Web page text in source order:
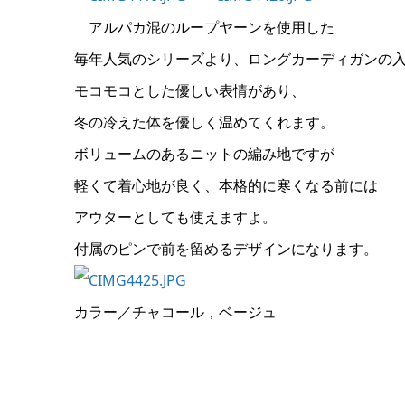
アルパカ混のループヤーンを使用した
毎年人気のシリーズより、ロングカーディガンの入
モコモコとした優しい表情があり、
冬の冷えた体を優しく温めてくれます。
ボリュームのあるニットの編み地ですが
軽くて着心地が良く、本格的に寒くなる前には
アウターとしても使えますよ。
付属のピンで前を留めるデザインになります。
カラー／チャコール，ベージュ